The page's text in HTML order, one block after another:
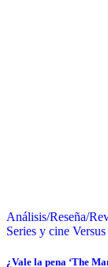
Análisis/Reseña/
Series y cine Versus
¿Vale la pena ‘The